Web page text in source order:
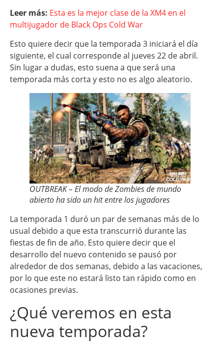
Leer más: Esta es la mejor clase de la XM4 en el
multijugador de Black Ops Cold War
Esto quiere decir que la temporada 3 iniciará el día
siguiente, el cual corresponde al jueves 22 de abril.
Sin lugar a dudas, esto suena a que será una
temporada más corta y esto no es algo aleatorio.
OUTBREAK – El modo de Zombies de mundo
abierto ha sido un hit entre los jugadores
La temporada 1 duró un par de semanas más de lo
usual debido a que esta transcurrió durante las
fiestas de fin de año. Esto quiere decir que el
desarrollo del nuevo contenido se pausó por
alrededor de dos semanas, debido a las vacaciones,
por lo que este no estará listo tan rápido como en
ocasiones previas.
¿Qué veremos en esta
nueva temporada?